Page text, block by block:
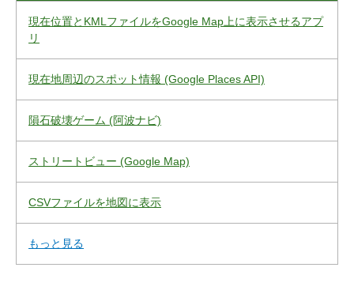
現在位置とKMLファイルをGoogle Map上に表示させるアプ
リ
現在地周辺のスポット情報 (Google Places API)
隕石破壊ゲーム (阿波ナビ)
ストリートビュー (Google Map)
CSVファイルを地図に表示
もっと見る